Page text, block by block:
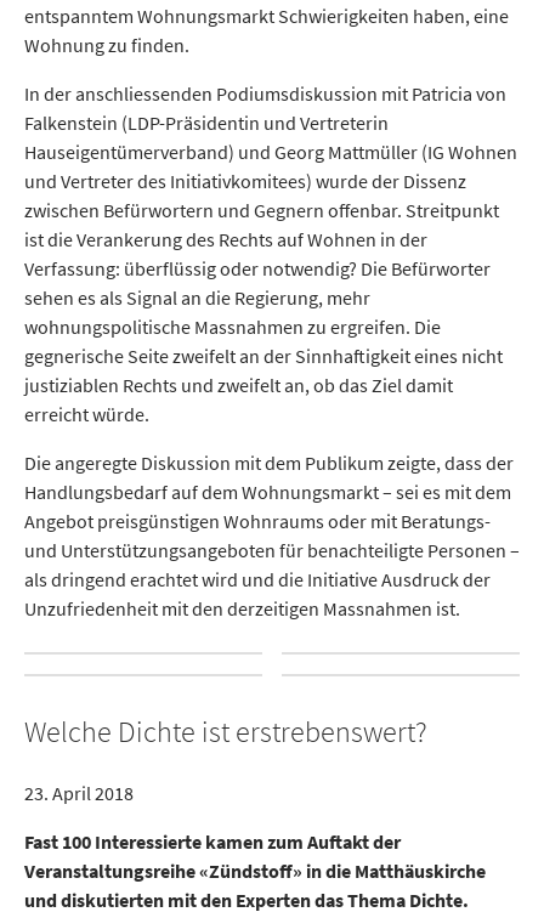
entspanntem Wohnungsmarkt Schwierigkeiten haben, eine
Wohnung zu finden.
In der anschliessenden Podiumsdiskussion mit Patricia von
Falkenstein (LDP-Präsidentin und Vertreterin
Hauseigentümerverband) und Georg Mattmüller (IG Wohnen
und Vertreter des Initiativkomitees) wurde der Dissenz
zwischen Befürwortern und Gegnern offenbar. Streitpunkt
ist die Verankerung des Rechts auf Wohnen in der
Verfassung: überflüssig oder notwendig? Die Befürworter
sehen es als Signal an die Regierung, mehr
wohnungspolitische Massnahmen zu ergreifen. Die
gegnerische Seite zweifelt an der Sinnhaftigkeit eines nicht
justiziablen Rechts und zweifelt an, ob das Ziel damit
erreicht würde.
Die angeregte Diskussion mit dem Publikum zeigte, dass der
Handlungsbedarf auf dem Wohnungsmarkt – sei es mit dem
Angebot preisgünstigen Wohnraums oder mit Beratungs-
und Unterstützungsangeboten für benachteiligte Personen –
als dringend erachtet wird und die Initiative Ausdruck der
Unzufriedenheit mit den derzeitigen Massnahmen ist.
Welche Dichte ist erstrebenswert?
23. April 2018
Fast 100 Interessierte kamen zum Auftakt der
Veranstaltungsreihe «Zündstoff» in die Matthäuskirche
und diskutierten mit den Experten das Thema Dichte.